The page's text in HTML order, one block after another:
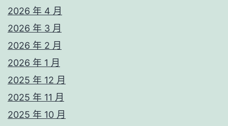
2026 年 4 月
2026 年 3 月
2026 年 2 月
2026 年 1 月
2025 年 12 月
2025 年 11 月
2025 年 10 月